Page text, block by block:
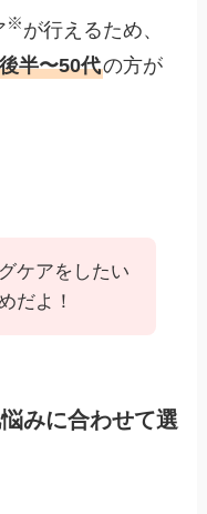
※が行えるため、
半〜50代の方が
ケアをしたい
だよ！
みに合わせて選